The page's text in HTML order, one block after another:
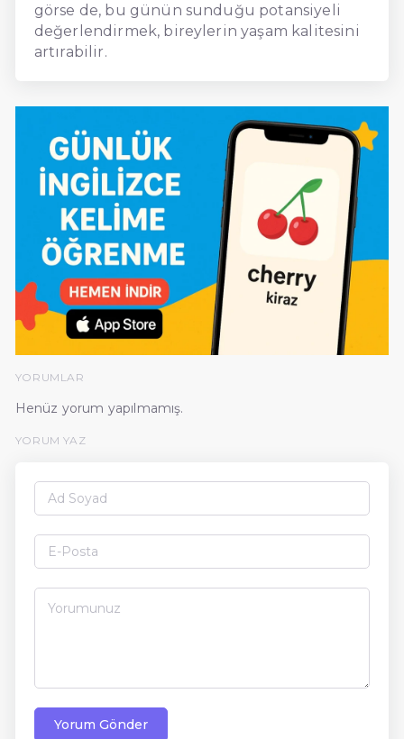
görse de, bu günün sunduğu potansiyeli
değerlendirmek, bireylerin yaşam kalitesini
artırabilir.
YORUMLAR
Henüz yorum yapılmamış.
YORUM YAZ
Yorum Gönder